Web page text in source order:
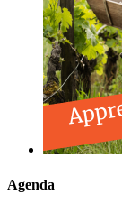
Agenda